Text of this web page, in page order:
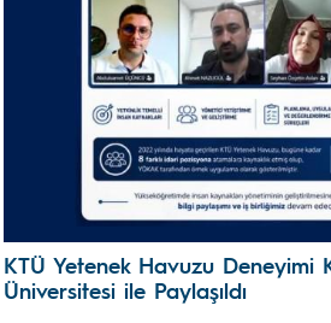
KTÜ Yetenek Havuzu Deneyimi
Üniversitesi ile Paylaşıldı